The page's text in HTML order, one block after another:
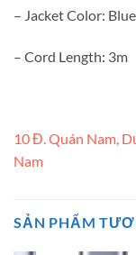
– Jacket Color: Blue
– Cord Length: 3m
10 Đ. Quán Nam,
Nam
SẢN PHẨM